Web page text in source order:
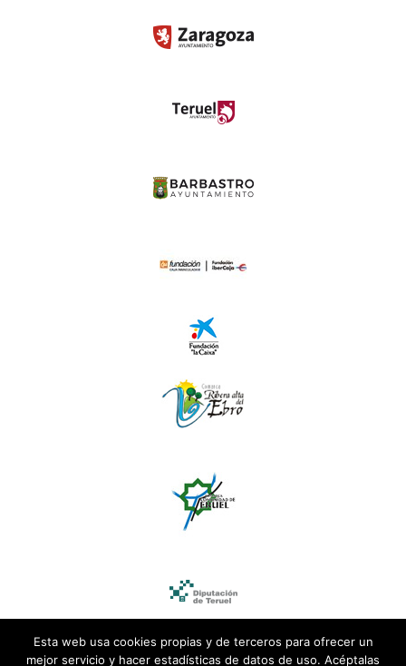
Esta web usa cookies propias y de terceros para ofrecer un
mejor servicio y hacer estadísticas de datos de uso. Acéptalas